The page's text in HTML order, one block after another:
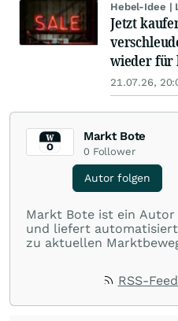
Hebel-Idee |
Jetzt
wieder für
21.07.26,
Markt Bote
0 Follower
Autor folgen
Markt Bote ist ein
und liefert
zu aktuellen
stehen Tops und
Rohstoffe oder Krypto
RSS-